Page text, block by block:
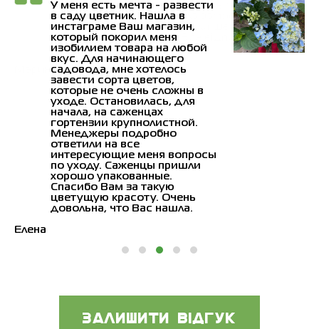
У меня есть мечта - развести
в саду цветник. Нашла в
инстаграме Ваш магазин,
который покорил меня
изобилием товара на любой
вкус. Для начинающего
садовода, мне хотелось
завести сорта цветов,
которые не очень сложны в
уходе. Остановилась, для
начала, на саженцах
гортензии крупнолистной.
Менеджеры подробно
ответили на все
интересующие меня вопросы
по уходу. Саженцы пришли
хорошо упакованные.
Спасибо Вам за такую
цветущую красоту. Очень
довольна, что Вас нашла.
Елена
Залишити відгук